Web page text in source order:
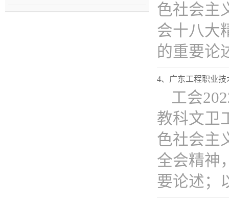
色社会主
会十八大
的重要论
4、​​广东工程职业技
工会
教科文卫
色社会主
全会精神
要论述；